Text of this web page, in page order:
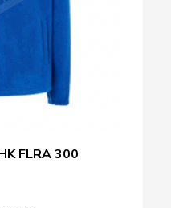
FLRA 300